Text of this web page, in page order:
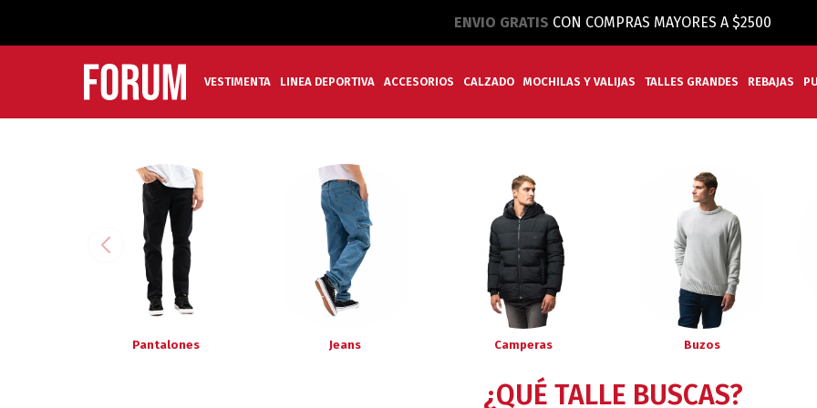
ENVIO GRATIS CON COMPRAS MAYORES A $2500
VESTIMENTA LINEA DEPORTIVA ACCESORIOS CALZADO MOCHILAS Y VALIJAS TALLES GRANDES REBAJAS
Pantalones Jeans Camperas Buzos
¿QUÉ TALLE BUSCAS?